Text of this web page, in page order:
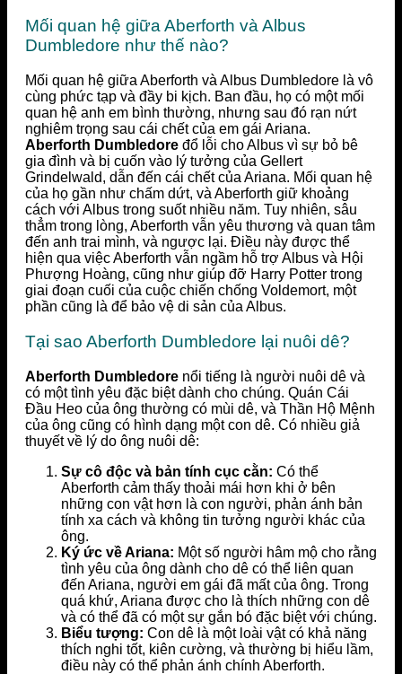
Mối quan hệ giữa Aberforth và Albus
Dumbledore như thế nào?
Mối quan hệ giữa Aberforth và Albus Dumbledore là vô
cùng phức tạp và đầy bi kịch. Ban đầu, họ có một mối
quan hệ anh em bình thường, nhưng sau đó rạn nứt
nghiêm trọng sau cái chết của em gái Ariana.
Aberforth Dumbledore đổ lỗi cho Albus vì sự bỏ bê
gia đình và bị cuốn vào lý tưởng của Gellert
Grindelwald, dẫn đến cái chết của Ariana. Mối quan hệ
của họ gần như chấm dứt, và Aberforth giữ khoảng
cách với Albus trong suốt nhiều năm. Tuy nhiên, sâu
thẳm trong lòng, Aberforth vẫn yêu thương và quan tâm
đến anh trai mình, và ngược lại. Điều này được thể
hiện qua việc Aberforth vẫn ngầm hỗ trợ Albus và Hội
Phượng Hoàng, cũng như giúp đỡ Harry Potter trong
giai đoạn cuối của cuộc chiến chống Voldemort, một
phần cũng là để bảo vệ di sản của Albus.
Tại sao Aberforth Dumbledore lại nuôi dê?
Aberforth Dumbledore nổi tiếng là người nuôi dê và
có một tình yêu đặc biệt dành cho chúng. Quán Cái
Đầu Heo của ông thường có mùi dê, và Thần Hộ Mệnh
của ông cũng có hình dạng một con dê. Có nhiều giả
thuyết về lý do ông nuôi dê:
Sự cô độc và bản tính cục cằn: Có thể
Aberforth cảm thấy thoải mái hơn khi ở bên
những con vật hơn là con người, phản ánh bản
tính xa cách và không tin tưởng người khác của
ông.
Ký ức về Ariana: Một số người hâm mộ cho rằng
tình yêu của ông dành cho dê có thể liên quan
đến Ariana, người em gái đã mất của ông. Trong
quá khứ, Ariana được cho là thích những con dê
và có thể đã có một sự gắn bó đặc biệt với chúng.
Biểu tượng: Con dê là một loài vật có khả năng
thích nghi tốt, kiên cường, và thường bị hiểu lầm,
điều này có thể phản ánh chính Aberforth.